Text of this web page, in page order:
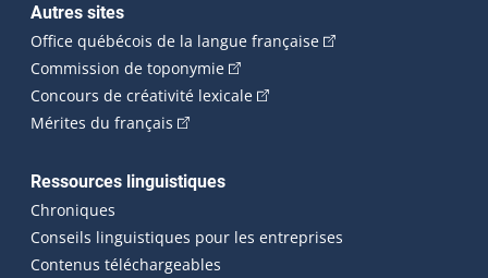
Autres sites
Office québécois de la langue française(Cet hyperlien
Commission de toponymie(Cet hyperlien externe s'ouvrira
Concours de créativité lexicale(Cet hyperlien externe
Mérites du français (Cet hyperlien externe s'ouvrira dans une
Ressources linguistiques
Chroniques
Conseils linguistiques pour les entreprises
Contenus téléchargeables